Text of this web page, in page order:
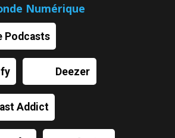
Numérique
Podcasts
Deezer
Addict